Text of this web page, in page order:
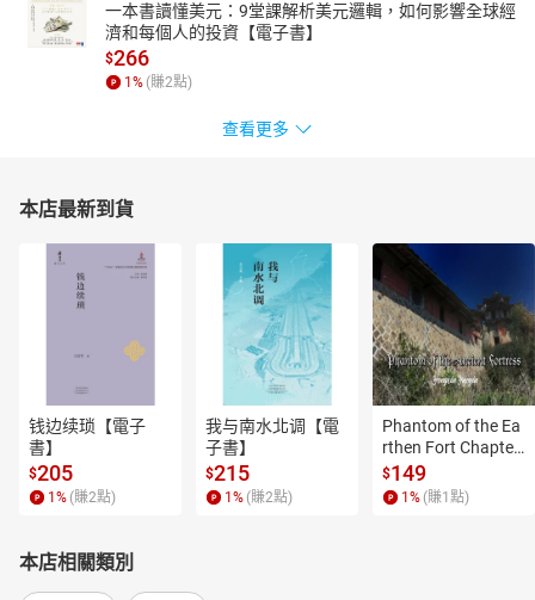
一本書讀懂美元：9堂課解析美元邏輯，如何影響全球經
濟和每個人的投資【電子書】
$266
1 % (賺2點)
查看更多
本店最新到貨
钱边续琐【電子
書】
$205
1 % (賺2點)
我与南水北调【電
子書】
$215
1 % (賺2點)
Phantom of the Ea
rthen Fort Chapter
4【有聲書】
$149
1 % (賺1 點)
本店相關類別